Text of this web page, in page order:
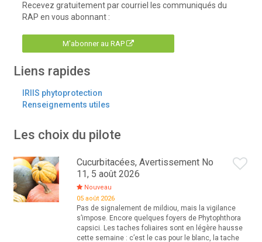
Recevez gratuitement par courriel les communiqués du
RAP en vous abonnant :
M'abonner au RAP
Liens rapides
IRIIS phytoprotection
Renseignements utiles
Les choix du pilote
Cucurbitacées, Avertissement No
11, 5 août 2026
Nouveau
05 août 2026
Pas de signalement de mildiou, mais la vigilance
s’impose. Encore quelques foyers de Phytophthora
capsici. Les taches foliaires sont en légère hausse
cette semaine : c’est le cas pour le blanc, la tache